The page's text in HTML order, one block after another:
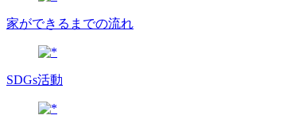
家ができるまでの流れ
SDGs活動